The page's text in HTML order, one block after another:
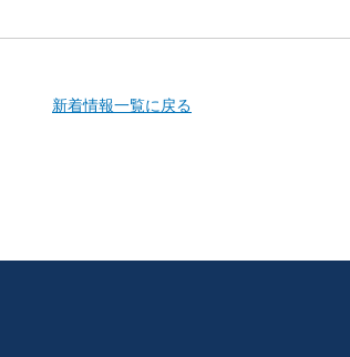
新着情報一覧に戻る